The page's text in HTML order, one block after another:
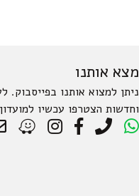
מצא אותנו
ניתן למצוא אותנו בפייסבוק.
וחדשות הצטרפו עכשיו